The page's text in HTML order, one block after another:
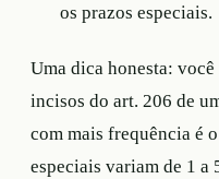
os prazos especiais.
Uma dica honesta:
incisos do art. 206 de
com mais frequência é
especiais variam de 1 a